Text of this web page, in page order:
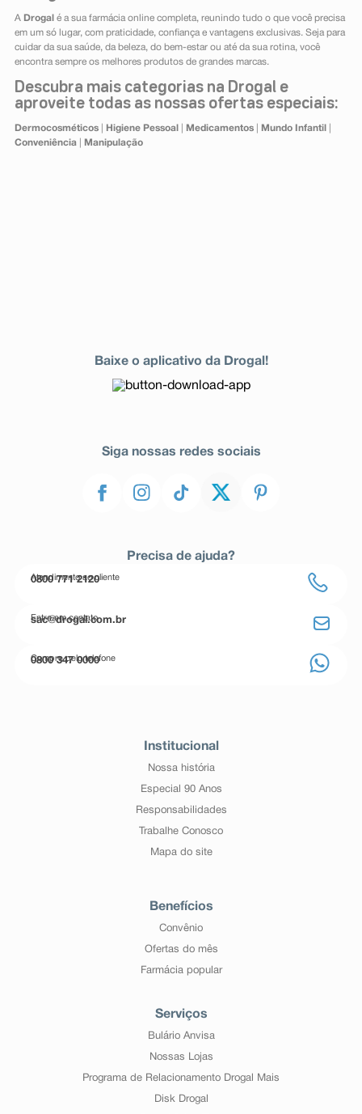
A Drogal é a sua farmácia online completa, reunindo tudo o que você precisa
em um só lugar, com praticidade, confiança e vantagens exclusivas. Seja para
cuidar da sua saúde, da beleza, do bem-estar ou até da sua rotina, você
encontra sempre os melhores produtos de grandes marcas.
Descubra mais categorias na Drogal e
aproveite todas as nossas ofertas especiais:
Dermocosméticos| Higiene Pessoal Medicamentos| Mundo Infantil
Conveniência| Manipulação
Baixe o aplicativo da Drogal!
Siga nossas redes sociais
Precisa de ajuda?
Atendimento ao cliente
0800 771 2120
Entre em contato
sac@drogal.com.br
Compre pelo telefone
0800 347 0000
Institucional
Nossa história
Especial 90 Anos
Responsabilidades
Trabalhe Conosco
Mapa do site
Benefícios
Convênio
Ofertas do mês
Farmácia popular
Serviços
Bulário Anvisa
Nossas Lojas
Programa de Relacionamento Drogal Mais
Disk Drogal